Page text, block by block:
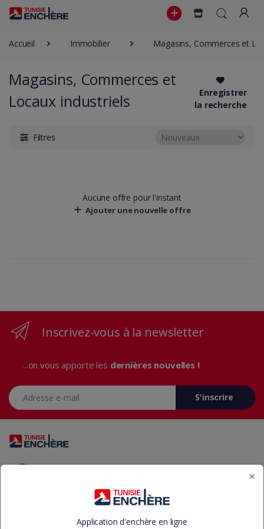
Accueil Immobilier Magasins, Commerces et
Magasins, Commerces et
Locaux industriels
Enregistrer
la recherche
Filtres
Aucune offre pour l'instant
Ajouter une nouvelle offre
Inscrivez-vous à la newsletter
...on vous apporte les dernières nouvelles !
Adresse e-mail
S'inscrire
Vous avez des questions? Appelez-nous 24/7!
×
Application d'enchère en ligne